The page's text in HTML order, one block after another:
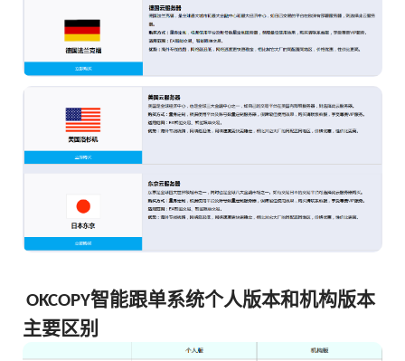
OKCOPY智能跟单系统个人版本和机构版本
主要区别